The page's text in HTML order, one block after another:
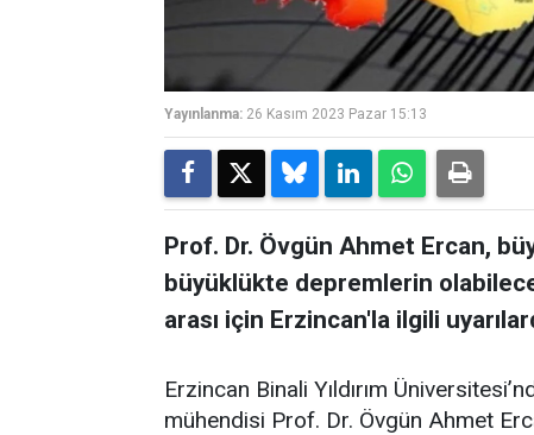
Yayınlanma: 26 Kasım 2023 Pazar 15:13
Prof. Dr. Övgün Ahmet Ercan,
büyüklükte depremlerin
arası için Erzincan'la ilgili
Erzincan Binali Yıldırım
mühendisi Prof. Dr. Övgün Ahmet